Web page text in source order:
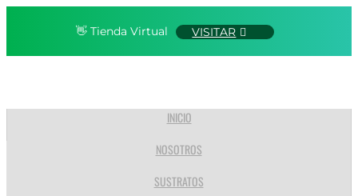
👋 Tienda Virtual VISITAR
INICIO
NOSOTROS
SUSTRATOS